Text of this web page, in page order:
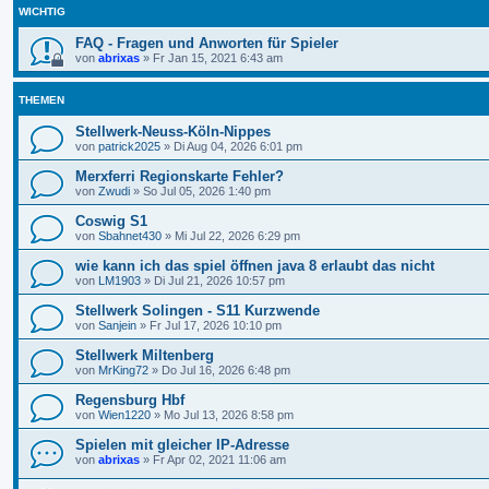
WICHTIG
FAQ - Fragen und Anworten für Spieler
von abrixas » Fr Jan 15, 2021 6:43 am
THEMEN
Stellwerk-Neuss-Köln-Nippes
von patrick2025 » Di Aug 04, 2026 6:01 pm
Merxferri Regionskarte Fehler?
von Zwudi » So Jul 05, 2026 1:40 pm
Coswig S1
von Sbahnet430 » Mi Jul 22, 2026 6:29 pm
wie kann ich das spiel öffnen java 8 erlaubt das nicht
von LM1903 » Di Jul 21, 2026 10:57 pm
Stellwerk Solingen - S11 Kurzwende
von Sanjein » Fr Jul 17, 2026 10:10 pm
Stellwerk Miltenberg
von MrKing72 » Do Jul 16, 2026 6:48 pm
Regensburg Hbf
von Wien1220 » Mo Jul 13, 2026 8:58 pm
Spielen mit gleicher IP-Adresse
von abrixas » Fr Apr 02, 2021 11:06 am